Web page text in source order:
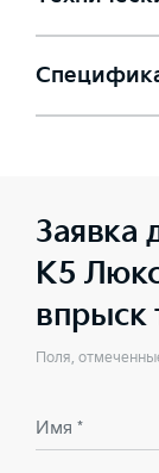
Заявка
K5
впрыск
Поля,
Имя *